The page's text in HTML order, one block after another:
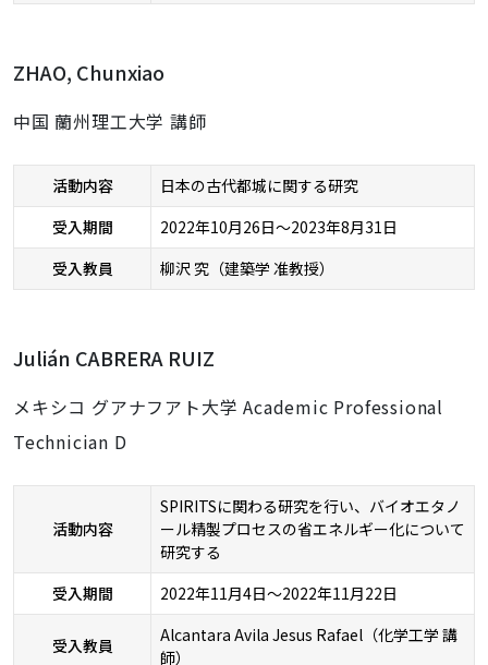
ZHAO, Chunxiao
中国 蘭州理工大学 講師
活動内容
日本の古代都城に関する研究
受入期間
2022年10月26日～2023年8月31日
受入教員
柳沢 究（建築学 准教授）
Julián CABRERA RUIZ
メキシコ グアナフアト大学 Academic Professional
Technician D
活動内容
SPIRITSに関わる研究を行い、バイオエタノ
ール精製プロセスの省エネルギー化について
研究する
受入期間
2022年11月4日～2022年11月22日
受入教員
Alcantara Avila Jesus Rafael（化学工学 講
師）